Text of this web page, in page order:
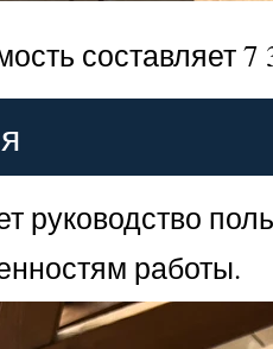
составляет 7
руководство
работы.